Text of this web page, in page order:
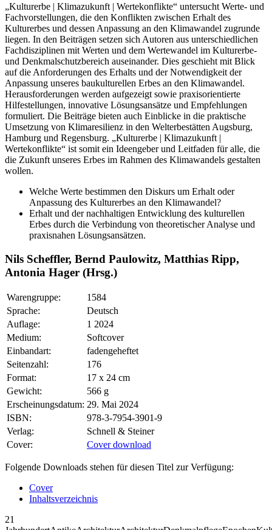
„Kulturerbe | Klimazukunft | Wertekonflikte“ untersucht Werte- und
Fachvorstellungen, die den Konflikten zwischen Erhalt des
Kulturerbes und dessen Anpassung an den Klimawandel zugrunde
liegen. In den Beiträgen setzen sich Autoren aus unterschiedlichen
Fachdisziplinen mit Werten und dem Wertewandel im Kulturerbe-
und Denkmalschutzbereich auseinander. Dies geschieht mit Blick
auf die Anforderungen des Erhalts und der Notwendigkeit der
Anpassung unseres baukulturellen Erbes an den Klimawandel.
Herausforderungen werden aufgezeigt sowie praxisorientierte
Hilfestellungen, innovative Lösungsansätze und Empfehlungen
formuliert. Die Beiträge bieten auch Einblicke in die praktische
Umsetzung von Klimaresilienz in den Welterbestätten Augsburg,
Hamburg und Regensburg. „Kulturerbe | Klimazukunft |
Wertekonflikte“ ist somit ein Ideengeber und Leitfaden für alle, die
die Zukunft unseres Erbes im Rahmen des Klimawandels gestalten
wollen.
Welche Werte bestimmen den Diskurs um Erhalt oder
Anpassung des Kulturerbes an den Klimawandel?
Erhalt und der nachhaltigen Entwicklung des kulturellen
Erbes durch die Verbindung von theoretischer Analyse und
praxisnahen Lösungsansätzen.
Nils Scheffler, Bernd Paulowitz, Matthias Ripp,
Antonia Hager (Hrsg.)
Warengruppe:
1584
Sprache:
Deutsch
Auflage:
1 2024
Medium:
Softcover
Einbandart:
fadengeheftet
Seitenzahl:
176
Format:
17 x 24 cm
Gewicht:
566 g
Erscheinungsdatum: 29. Mai 2024
ISBN:
978-3-7954-3901-9
Verlag:
Schnell & Steiner
Cover:
Cover download
Folgende Downloads stehen für diesen Titel zur Verfügung:
Cover
Inhaltsverzeichnis
21